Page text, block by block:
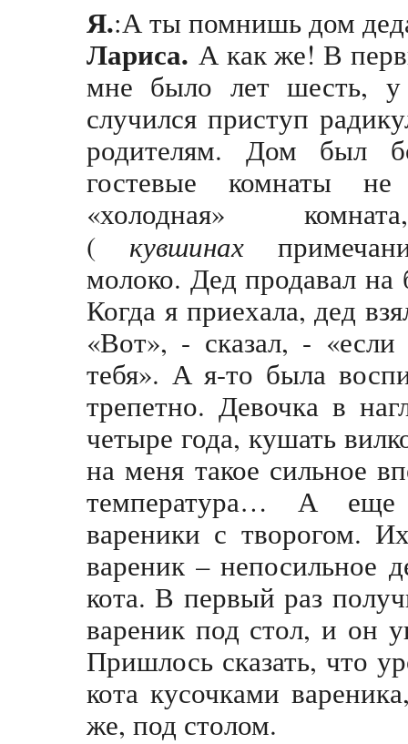
Я.:А ты помнишь дом
Лариса. А как же! В
мне было лет шесть,
случился приступ
родителям. Дом был
гостевые комнаты
«холодная»
( кувшинах
молоко. Дед продавал на
Когда я приехала, дед
«Вот», - сказал, -
тебя». А я-то была
трепетно. Девочка в
четыре года, кушать
на меня такое сильное
температура… А
вареники с творогом.
вареник – непосильное
кота. В первый раз
вареник под стол, и он
Пришлось сказать, что
кота кусочками
же, под столом.